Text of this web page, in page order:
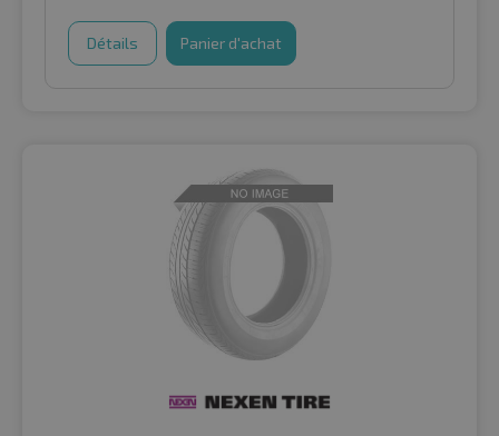
Détails Panier d'achat